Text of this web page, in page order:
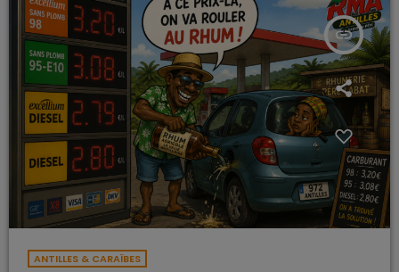
insert_link
ANTILLES & CARAÏBES